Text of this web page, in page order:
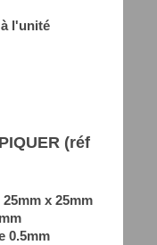
l'unité
(réf
x 25mm
0.5mm